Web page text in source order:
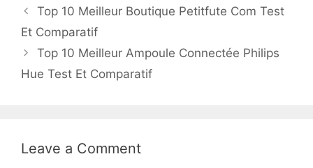
Top 10 Meilleur Boutique Petitfute Com Test
Et Comparatif
Top 10 Meilleur Ampoule Connectée Philips
Hue Test Et Comparatif
Leave a Comment